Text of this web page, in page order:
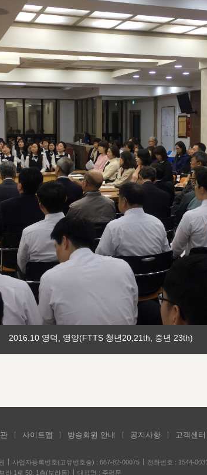
2016.10 영덕, 영양(FTTS 청년20,21th, 중년 23th)
사이트맵 방송회원 안내 공지사항
고객센터
사업자등록번호(고유번호증) : 667-82-00075
전화번호 : 1544-0031
라 1로 50, 1층(보라동)
대표명 : 주평문